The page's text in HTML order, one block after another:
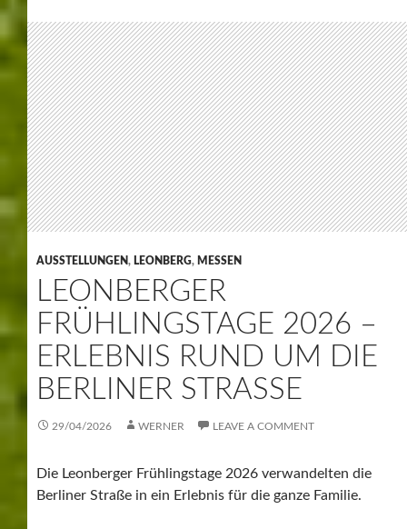
Die Leonberger Frühlingstage 2026 verwandelten die
Berliner Straße in ein Erlebnis für die ganze Familie.
Leonberger Frühlingstage
Am Wochenende des 18. und 19. April verwandelte sich
die Berliner Straße in Leonberg in ein lebendiges
Aktionswochenende für die ganze Familie.
Alles rund um die Berliner Straße
Auf einer Ausstellungsfläche von über 12.000 m²
präsentierten sich ca. 15 Aussteller mit attraktiven
Angeboten, spannenden Aktionen und vielfältigen
Dienstleistungen, unter anderem auch Stand mit
gebrauchten Fahrrädern.
Seit über 15 Jahren nutzen zahlreiche Betriebe die
Produkte und Services einem breiten Publikum
vorzustellen. Besonders bekannt ist die Berliner Straße